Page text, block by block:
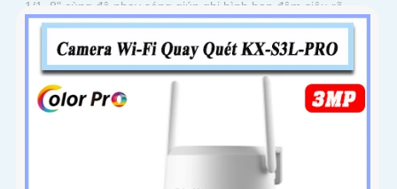
1/1. 8" cùng độ nhạy sáng giúp ghi hình ban đêm siêu rõ.
Tích hợp Auto Tracking, phát hiện người, phương tiện, quay
quét tự...